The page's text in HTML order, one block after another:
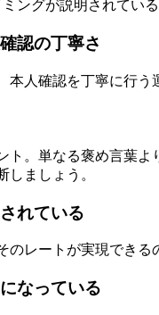
ングが説明されている
認の丁寧さ
本人確認を丁寧に行
ト。単なる褒め言葉
しましょう。
れている
のレートが実現でき
なっている